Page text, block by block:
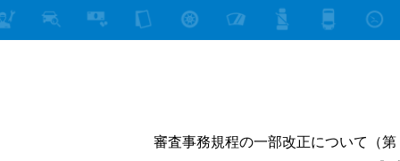
審査事務規程の一部改正について（